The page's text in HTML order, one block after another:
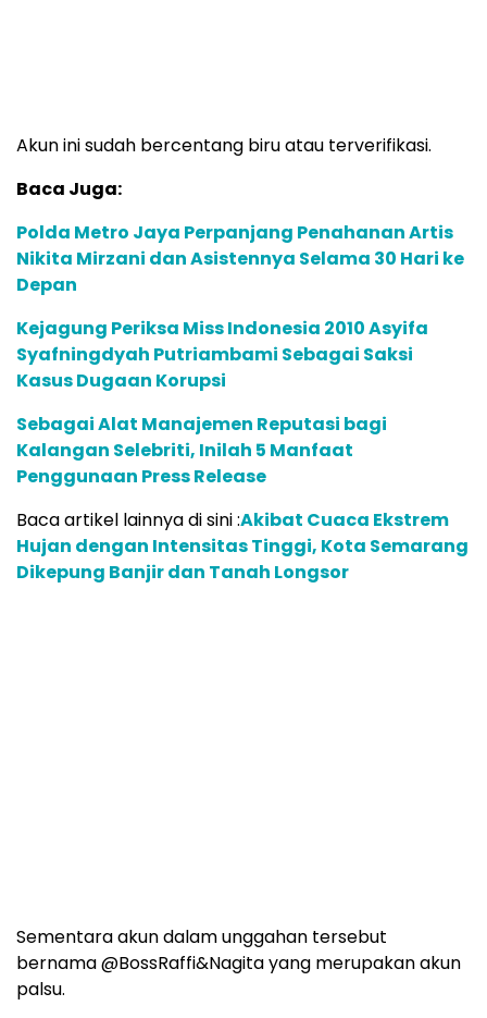
Akun ini sudah bercentang biru atau terverifikasi.
Baca Juga:
Polda Metro Jaya Perpanjang Penahanan Artis
Nikita Mirzani dan Asistennya Selama 30 Hari ke
Depan
Kejagung Periksa Miss Indonesia 2010 Asyifa
Syafningdyah Putriambami Sebagai Saksi
Kasus Dugaan Korupsi
Sebagai Alat Manajemen Reputasi bagi
Kalangan Selebriti, Inilah 5 Manfaat
Penggunaan Press Release
Baca artikel lainnya di sini :Akibat Cuaca Ekstrem
Hujan dengan Intensitas Tinggi, Kota Semarang
Dikepung Banjir dan Tanah Longsor
Sementara akun dalam unggahan tersebut
bernama @BossRaffi&Nagita yang merupakan akun
palsu.